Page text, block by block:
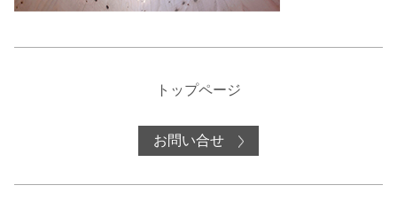
トップページ
お問い合せ